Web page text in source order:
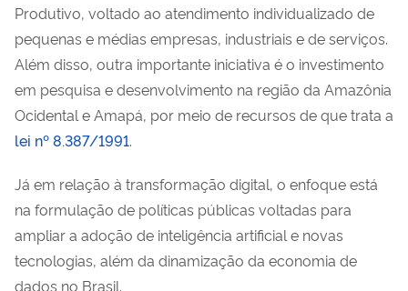
Produtivo, voltado ao atendimento individualizado de
pequenas e médias empresas, industriais e de serviços.
Além disso, outra importante iniciativa é o investimento
em pesquisa e desenvolvimento na região da Amazônia
Ocidental e Amapá, por meio de recursos de que trata a
lei nº 8.387/1991.
Já em relação à transformação digital, o enfoque está
na formulação de políticas públicas voltadas para
ampliar a adoção de inteligência artificial e novas
tecnologias, além da dinamização da economia de
dados no Brasil.